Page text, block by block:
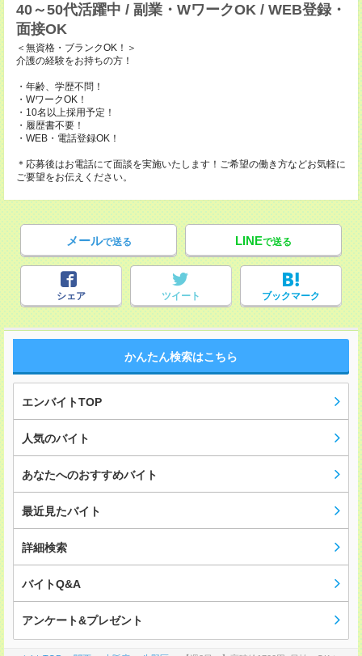
40～50代活躍中 / 副業・WワークOK / WEB登録・
面接OK
＜無資格・ブランクOK！＞
介護の経験をお持ちの方！
・年齢、学歴不問！
・WワークOK！
・10名以上採用予定！
・履歴書不要！
・WEB・電話登録OK！
＊応募後はお電話にて面談を実施いたします！ご希望の働き方などお気軽に
ご要望をお伝えください。
メールで送る LINEで送る
シェア ツイート ブックマーク
かんたん検索はこちら
エンバイトTOP
人気のバイト
あなたへのおすすめバイト
最近見たバイト
詳細検索
バイトQ&A
アンケート&プレゼント